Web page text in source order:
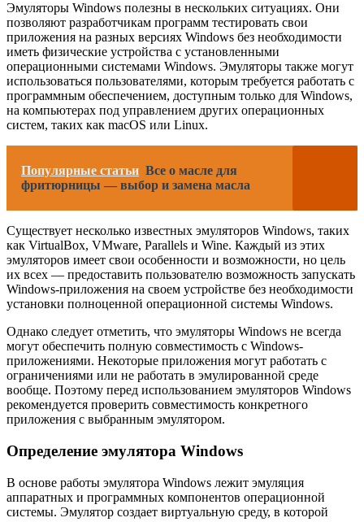
Эмуляторы Windows полезны в нескольких ситуациях. Они
позволяют разработчикам программ тестировать свои
приложения на разных версиях Windows без необходимости
иметь физические устройства с установленными
операционными системами Windows. Эмуляторы также могут
использоваться пользователями, которым требуется работать с
программным обеспечением, доступным только для Windows,
на компьютерах под управлением других операционных
систем, таких как macOS или Linux.
Популярные статьи Все о масле для
фритюрницы — выбор и замена масла
Существует несколько известных эмуляторов Windows, таких
как VirtualBox, VMware, Parallels и Wine. Каждый из этих
эмуляторов имеет свои особенности и возможности, но цель
их всех — предоставить пользователю возможность запускать
Windows-приложения на своем устройстве без необходимости
установки полноценной операционной системы Windows.
Однако следует отметить, что эмуляторы Windows не всегда
могут обеспечить полную совместимость с Windows-
приложениями. Некоторые приложения могут работать с
ограничениями или не работать в эмулированной среде
вообще. Поэтому перед использованием эмуляторов Windows
рекомендуется проверить совместимость конкретного
приложения с выбранным эмулятором.
Определение эмулятора Windows
В основе работы эмулятора Windows лежит эмуляция
аппаратных и программных компонентов операционной
системы. Эмулятор создает виртуальную среду, в которой